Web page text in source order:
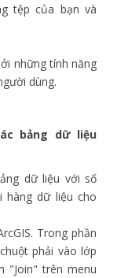
tệp của bạn và
những tính năng
dùng.
bảng dữ liệu
dữ liệu với số
hàng dữ liệu cho
Trong phần
phải vào lớp
"Join" trên menu